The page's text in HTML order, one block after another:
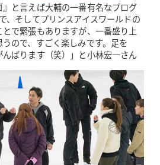
』と言えば大輔の一番有名なプログ
、そしてプリンスアイスワールドの
で緊張もありますが、一番盛り上
ので、すごく楽しみです。足を
ばります（笑）」と小林宏一さん